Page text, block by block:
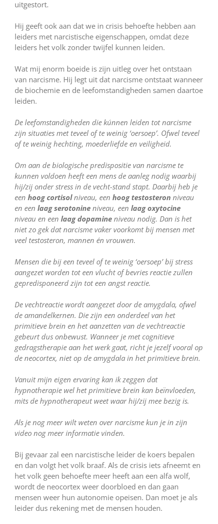
uitgestort.
Hij geeft ook aan dat we in crisis behoefte hebben aan
leiders met narcistische eigenschappen, omdat deze
leiders het volk zonder twijfel kunnen leiden.
Wat mij enorm boeide is zijn uitleg over het ontstaan
van narcisme. Hij legt uit dat narcisme ontstaat wanneer
de biochemie en de leefomstandigheden samen daartoe
leiden.
De leefomstandigheden die kúnnen leiden tot narcisme
zijn situaties met teveel of te weinig ‘oersoep’. Ofwel teveel
of te weinig hechting, moederliefde en veiligheid.
Om aan de biologische predispositie van narcisme te
kunnen voldoen heeft een mens de aanleg nodig waarbij
hij/zij onder stress in de vecht-stand stapt. Daarbij heb je
een hoog cortisolniveau, een hoog testosteron niveau
en een laag serotonine niveau, een laag oxytocine
niveau en een laag dopamine niveau nodig. Dan is het
niet zo gek dat narcisme vaker voorkomt bij mensen met
veel testosteron, mannen én vrouwen.
Mensen die bij een teveel of te weinig ‘oersoep’ bij stress
aangezet worden tot een vlucht of bevries reactie zullen
gepredisponeerd zijn tot een angst reactie.
De vechtreactie wordt aangezet door de amygdala, ofwel
de amandelkernen. Die zijn een onderdeel van het
primitieve brein en het aanzetten van de vechtreactie
gebeurt dus onbewust. Wanneer je met cognitieve
gedragstherapie aan het werk gaat, richt je jezelf vooral op
de neocortex, niet op de amygdala in het primitieve brein.
Vanuit mijn eigen ervaring kan ik zeggen dat
hypnotherapie wel het primitieve brein kan beïnvloeden,
mits de hypnotherapeut weet waar hij/zij mee bezig is.
Als je nog meer wilt weten over narcisme kun je in zijn
video nog meer informatie vinden.
Bij gevaar zal een narcistische leider de koers bepalen
en dan volgt het volk braaf. Als de crisis iets afneemt en
het volk geen behoefte meer heeft aan een alfa wolf,
wordt de neocortex weer doorbloed en dan gaan
mensen weer hun autonomie opeisen. Dan moet je als
leider dus rekening met de mensen houden.